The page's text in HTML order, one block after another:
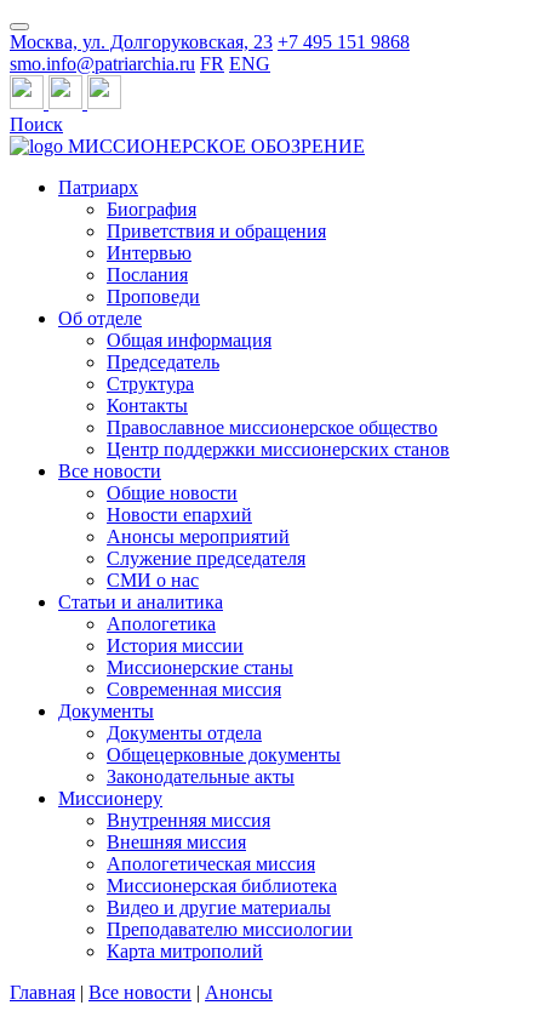
Москва, ул. Долгоруковская, 23 +7 495 151 9868
smo.info@patriarchia.ru FR ENG
Поиск
МИССИОНЕРСКОЕ ОБОЗРЕНИЕ
Патриарх
Биография
Приветствия и обращения
Интервью
Послания
Проповеди
Об отделе
Общая информация
Председатель
Структура
Контакты
Православное миссионерское общество
Центр поддержки миссионерских станов
Все новости
Общие новости
Новости епархий
Анонсы мероприятий
Служение председателя
СМИ о нас
Статьи и аналитика
Апологетика
История миссии
Миссионерские станы
Современная миссия
Документы
Документы отдела
Общецерковные документы
Законодательные акты
Миссионеру
Внутренняя миссия
Внешняя миссия
Апологетическая миссия
Миссионерская библиотека
Видео и другие материалы
Преподавателю миссиологии
Карта митрополий
Главная | Все новости | Анонсы